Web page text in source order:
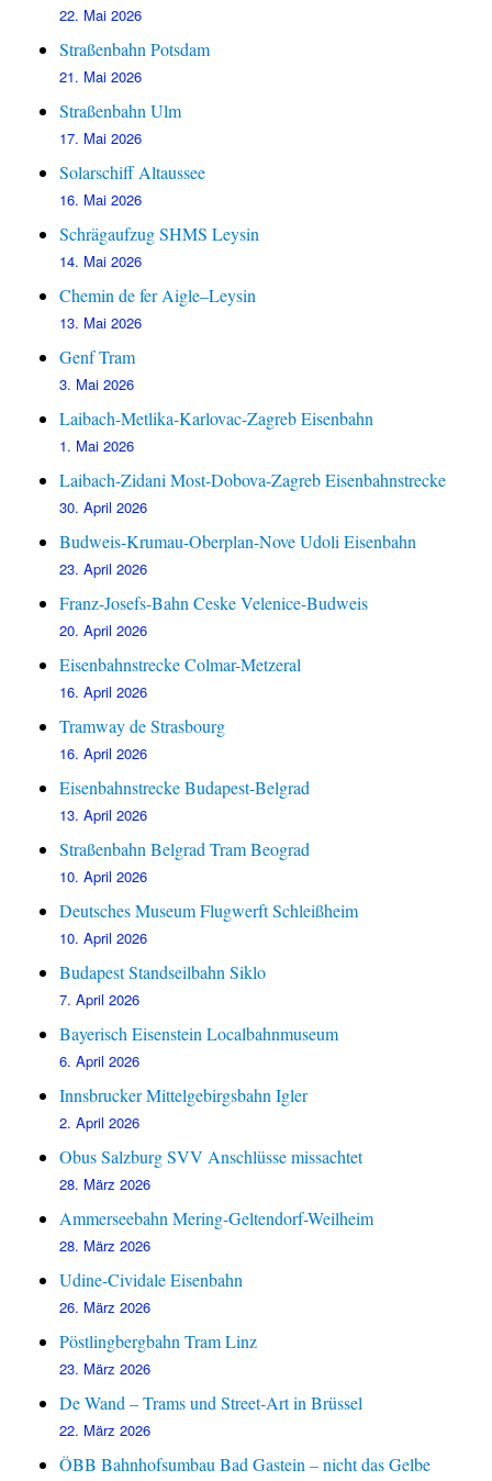
22. Mai 2026
Straßenbahn Potsdam
21. Mai 2026
Straßenbahn Ulm
17. Mai 2026
Solarschiff Altaussee
16. Mai 2026
Schrägaufzug SHMS Leysin
14. Mai 2026
Chemin de fer Aigle–Leysin
13. Mai 2026
Genf Tram
3. Mai 2026
Laibach-Metlika-Karlovac-Zagreb Eisenbahn
1. Mai 2026
Laibach-Zidani Most-Dobova-Zagreb Eisenbahnstrecke
30. April 2026
Budweis-Krumau-Oberplan-Nove Udoli Eisenbahn
23. April 2026
Franz-Josefs-Bahn Ceske Velenice-Budweis
20. April 2026
Eisenbahnstrecke Colmar-Metzeral
16. April 2026
Tramway de Strasbourg
16. April 2026
Eisenbahnstrecke Budapest-Belgrad
13. April 2026
Straßenbahn Belgrad Tram Beograd
10. April 2026
Deutsches Museum Flugwerft Schleißheim
10. April 2026
Budapest Standseilbahn Siklo
7. April 2026
Bayerisch Eisenstein Localbahnmuseum
6. April 2026
Innsbrucker Mittelgebirgsbahn Igler
2. April 2026
Obus Salzburg SVV Anschlüsse missachtet
28. März 2026
Ammerseebahn Mering-Geltendorf-Weilheim
28. März 2026
Udine-Cividale Eisenbahn
26. März 2026
Pöstlingbergbahn Tram Linz
23. März 2026
De Wand – Trams und Street-Art in Brüssel
22. März 2026
ÖBB Bahnhofsumbau Bad Gastein – nicht das Gelbe